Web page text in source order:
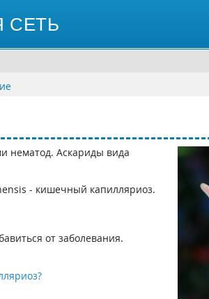
СЕТЬ
нематод. Аскариды вида
- кишечный капилляриоз.
от заболевания.